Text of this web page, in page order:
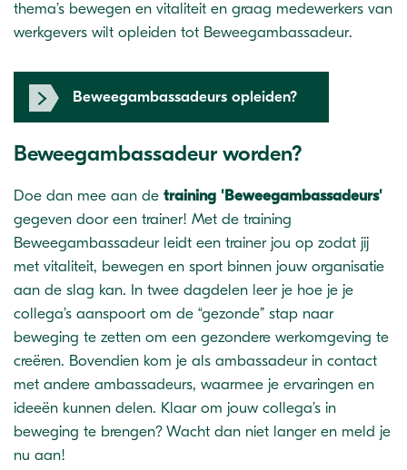
thema’s bewegen en vitaliteit en graag medewerkers van
werkgevers wilt opleiden tot Beweegambassadeur.
Beweegambassadeurs opleiden?
Beweegambassadeur worden?
Doe dan mee aan de training 'Beweegambassadeurs'
gegeven door een trainer! Met de training
Beweegambassadeur leidt een trainer jou op zodat jij
met vitaliteit, bewegen en sport binnen jouw organisatie
aan de slag kan. In twee dagdelen leer je hoe je je
collega’s aanspoort om de “gezonde” stap naar
beweging te zetten om een gezondere werkomgeving te
creëren. Bovendien kom je als ambassadeur in contact
met andere ambassadeurs, waarmee je ervaringen en
ideeën kunnen delen. Klaar om jouw collega’s in
beweging te brengen? Wacht dan niet langer en meld je
nu aan!